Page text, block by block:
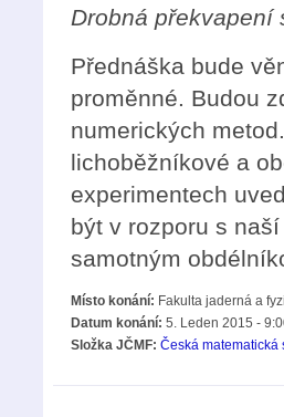
Drobná překvapení
Přednáška bude
proměnné. Budou
numerických
lichoběžníkové a
experimentech
být v rozporu s
samotným
Místo konání: Fakulta jaderná a
Datum konání: 5. Leden 2015 -
Složka JČMF: Česká matematická